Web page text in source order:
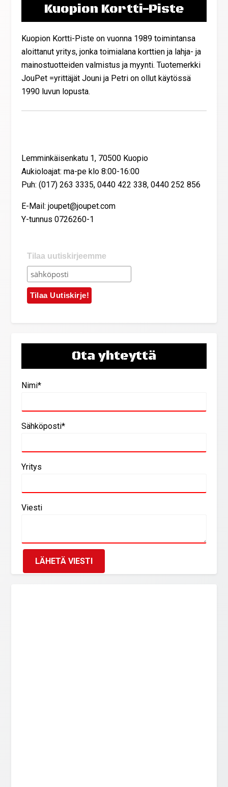
Kuopion Kortti-Piste
Kuopion Kortti-Piste on vuonna 1989 toimintansa
aloittanut yritys, jonka toimialana korttien ja lahja- ja
mainostuotteiden valmistus ja myynti. Tuotemerkki
JouPet =yrittäjät Jouni ja Petri on ollut käytössä
1990 luvun lopusta.
Lemminkäisenkatu 1, 70500 Kuopio
Aukioloajat: ma-pe klo 8:00-16:00
Puh: (017) 263 3335, 0440 422 338, 0440 252 856
E-Mail: joupet@joupet.com
Y-tunnus 0726260-1
Tilaa uutiskirjeemme
Ota yhteyttä
Nimi*
Sähköposti*
Yritys
Viesti